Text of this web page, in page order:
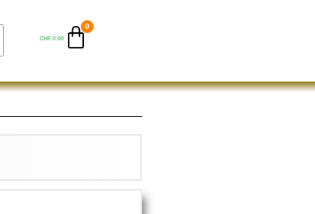
CHF0.00